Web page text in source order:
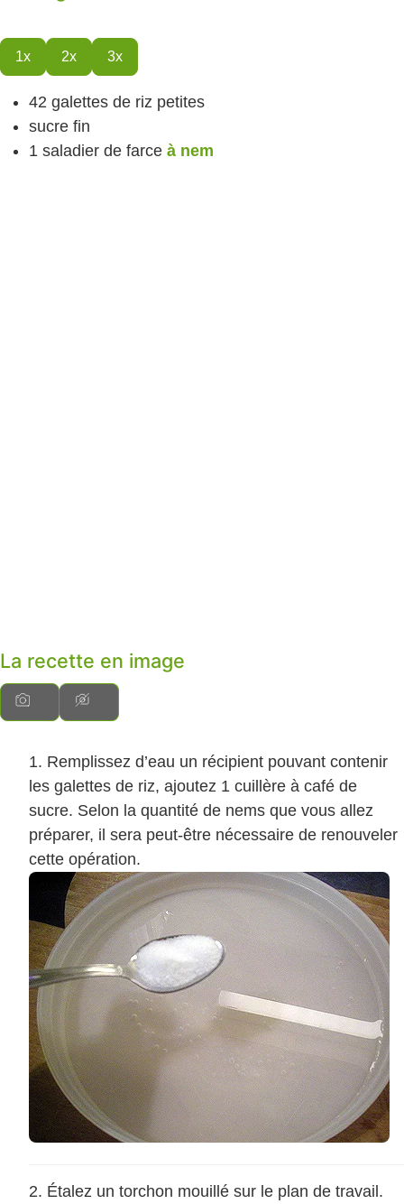
1x 2x 3x
42 galettes de riz petites
sucre fin
1 saladier de farce à nem
La recette en image
Remplissez d’eau un récipient pouvant contenir
les galettes de riz, ajoutez 1 cuillère à café de
sucre. Selon la quantité de nems que vous allez
préparer, il sera peut-être nécessaire de renouveler
cette opération.
Étalez un torchon mouillé sur le plan de travail.